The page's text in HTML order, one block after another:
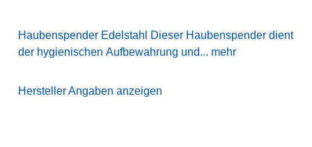
Haubenspender Edelstahl Dieser Haubenspender dient
der hygienischen Aufbewahrung und... mehr
Hersteller Angaben anzeigen